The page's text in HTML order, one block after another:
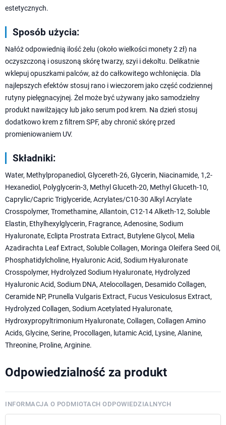
estetycznych.
Sposób użycia:
Nałóż odpowiednią ilość żelu (około wielkości monety 2 zł) na
oczyszczoną i osuszoną skórę twarzy, szyi i dekoltu. Delikatnie
wklepuj opuszkami palców, aż do całkowitego wchłonięcia. Dla
najlepszych efektów stosuj rano i wieczorem jako część codziennej
rutyny pielęgnacyjnej. Żel może być używany jako samodzielny
produkt nawilżający lub jako serum pod krem. Na dzień stosuj
dodatkowo krem z filtrem SPF, aby chronić skórę przed
promieniowaniem UV.
Składniki:
Water, Methylpropanediol, Glycereth-26, Glycerin, Niacinamide, 1,2-
Hexanediol, Polyglycerin-3, Methyl Gluceth-20, Methyl Gluceth-10,
Caprylic/Capric Triglyceride, Acrylates/C10-30 Alkyl Acrylate
Crosspolymer, Tromethamine, Allantoin, C12-14 Alketh-12, Soluble
Elastin, Ethylhexylglycerin, Fragrance, Adenosine, Sodium
Hyaluronate, Eclipta Prostrata Extract, Butylene Glycol, Melia
Azadirachta Leaf Extract, Soluble Collagen, Moringa Oleifera Seed Oil,
Phosphatidylcholine, Hyaluronic Acid, Sodium Hyaluronate
Crosspolymer, Hydrolyzed Sodium Hyaluronate, Hydrolyzed
Hyaluronic Acid, Sodium DNA, Atelocollagen, Desamido Collagen,
Ceramide NP, Prunella Vulgaris Extract, Fucus Vesiculosus Extract,
Hydrolyzed Collagen, Sodium Acetylated Hyaluronate,
Hydroxypropyltrimonium Hyaluronate, Collagen, Collagen Amino
Acids, Glycine, Serine, Procollagen, lutamic Acid, Lysine, Alanine,
Threonine, Proline, Arginine.
Odpowiedzialność za produkt
INFORMACJA O PODMIOTACH ODPOWIEDZIALNYCH